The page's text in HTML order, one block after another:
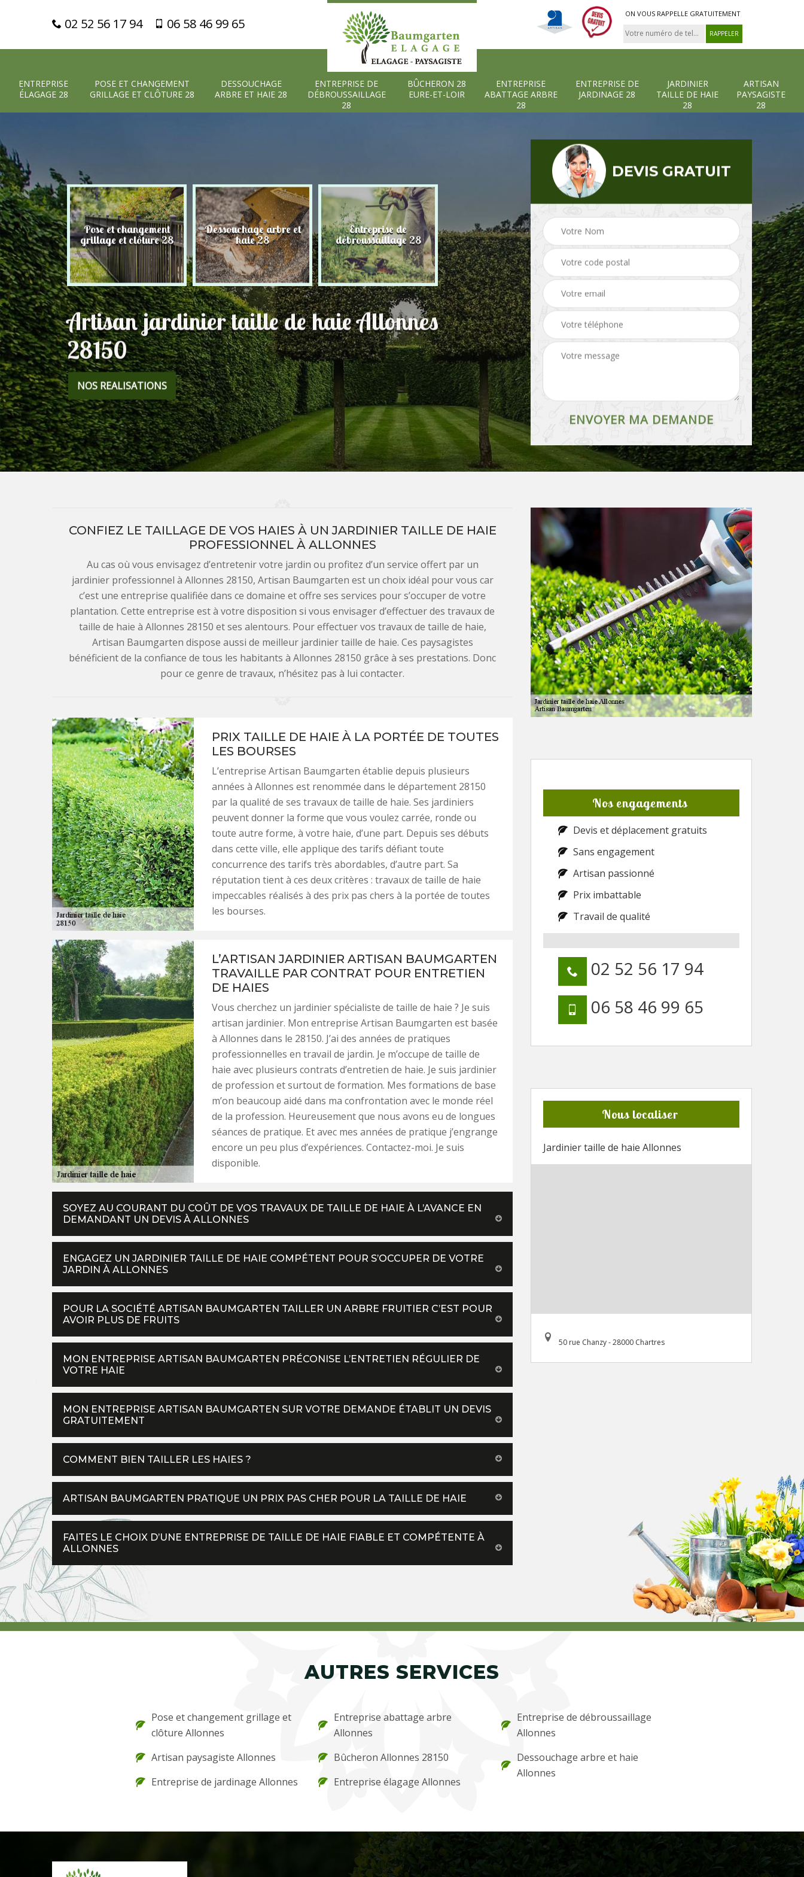
02 52 56 17 94 06 58 46 99 65
ON VOUS RAPPELLE GRATUITEMENT
ENTREPRISE
ÉLAGAGE 28
POSE ET CHANGEMENT
GRILLAGE ET CLÔTURE 28
DESSOUCHAGE
ARBRE ET HAIE 28
ENTREPRISE DE
DÉBROUSSAILLAGE
28
BÛCHERON 28
EURE-ET-LOIR
ENTREPRISE
ABATTAGE ARBRE
28
ENTREPRISE DE
JARDINAGE 28
JARDINIER
TAILLE DE HAIE
28
ARTISAN
PAYSAGISTE
28
28 Pose et changement
grillage et clôture 28
Dessouchage arbre et
haie 28
Entreprise de
débroussaillage 28
Bûcheron 28 Eure-et-
Loir
Entreprise abattage Entreprise de
jardinage 28
Artisan jardinier taille de haie Allonnes
28150
NOS REALISATIONS
DEVIS GRATUIT
CONFIEZ LE TAILLAGE DE VOS HAIES À UN JARDINIER TAILLE DE HAIE
PROFESSIONNEL À ALLONNES
Au cas où vous envisagez d’entretenir votre jardin ou profitez d’un service offert par un
jardinier professionnel à Allonnes 28150, Artisan Baumgarten est un choix idéal pour vous car
c’est une entreprise qualifiée dans ce domaine et offre ses services pour s’occuper de votre
plantation. Cette entreprise est à votre disposition si vous envisager d’effectuer des travaux de
taille de haie à Allonnes 28150 et ses alentours. Pour effectuer vos travaux de taille de haie,
Artisan Baumgarten dispose aussi de meilleur jardinier taille de haie. Ces paysagistes
bénéficient de la confiance de tous les habitants à Allonnes 28150 grâce à ses prestations. Donc
pour ce genre de travaux, n’hésitez pas à lui contacter.
PRIX TAILLE DE HAIE À LA PORTÉE DE TOUTES
LES BOURSES
L’entreprise Artisan Baumgarten établie depuis plusieurs
années à Allonnes est renommée dans le département 28150
par la qualité de ses travaux de taille de haie. Ses jardiniers
peuvent donner la forme que vous voulez carrée, ronde ou
toute autre forme, à votre haie, d’une part. Depuis ses débuts
dans cette ville, elle applique des tarifs défiant toute
concurrence des tarifs très abordables, d’autre part. Sa
réputation tient à ces deux critères : travaux de taille de haie
impeccables réalisés à des prix pas chers à la portée de toutes
les bourses.
L’ARTISAN JARDINIER ARTISAN BAUMGARTEN
TRAVAILLE PAR CONTRAT POUR ENTRETIEN
DE HAIES
Vous cherchez un jardinier spécialiste de taille de haie ? Je suis
artisan jardinier. Mon entreprise Artisan Baumgarten est basée
à Allonnes dans le 28150. J’ai des années de pratiques
professionnelles en travail de jardin. Je m’occupe de taille de
haie avec plusieurs contrats d’entretien de haie. Je suis jardinier
de profession et surtout de formation. Mes formations de base
m’on beaucoup aidé dans ma confrontation avec le monde réel
de la profession. Heureusement que nous avons eu de longues
séances de pratique. Et avec mes années de pratique j’engrange
encore un peu plus d’expériences. Contactez-moi. Je suis
disponible.
SOYEZ AU COURANT DU COÛT DE VOS TRAVAUX DE TAILLE DE HAIE À L’AVANCE EN
DEMANDANT UN DEVIS À ALLONNES
ENGAGEZ UN JARDINIER TAILLE DE HAIE COMPÉTENT POUR S’OCCUPER DE VOTRE
JARDIN À ALLONNES
POUR LA SOCIÉTÉ ARTISAN BAUMGARTEN TAILLER UN ARBRE FRUITIER C’EST POUR
AVOIR PLUS DE FRUITS
MON ENTREPRISE ARTISAN BAUMGARTEN PRÉCONISE L’ENTRETIEN RÉGULIER DE
VOTRE HAIE
MON ENTREPRISE ARTISAN BAUMGARTEN SUR VOTRE DEMANDE ÉTABLIT UN DEVIS
GRATUITEMENT
COMMENT BIEN TAILLER LES HAIES ?
ARTISAN BAUMGARTEN PRATIQUE UN PRIX PAS CHER POUR LA TAILLE DE HAIE
FAITES LE CHOIX D’UNE ENTREPRISE DE TAILLE DE HAIE FIABLE ET COMPÉTENTE À
ALLONNES
Nos engagements
Devis et déplacement gratuits
Sans engagement
Artisan passionné
Prix imbattable
Travail de qualité
02 52 56 17 94
06 58 46 99 65
Nous localiser
Jardinier taille de haie Allonnes
50 rue Chanzy - 28000 Chartres
AUTRES SERVICES
Pose et changement grillage et
clôture Allonnes
Artisan paysagiste Allonnes
Entreprise de jardinage Allonnes
Entreprise abattage arbre
Allonnes
Bûcheron Allonnes 28150
Entreprise élagage Allonnes
Entreprise de débroussaillage
Allonnes
Dessouchage arbre et haie
Allonnes